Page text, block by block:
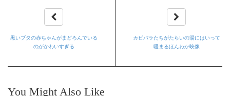
黒いブタの赤ちゃんがまどろんでいる
のがかわいすぎる
カピバラたちがたらいの湯にはいって
暖まるほんわか映像
You Might Also Like